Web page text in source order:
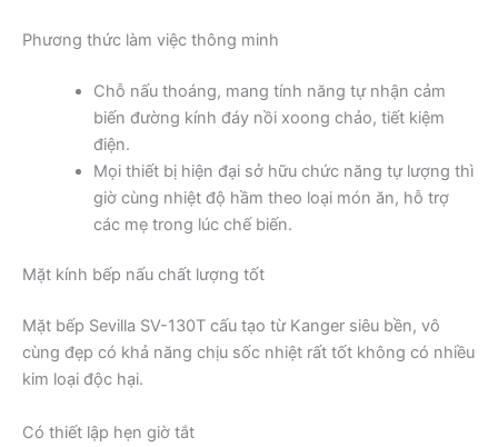
Phương thức làm việc thông minh
Chỗ nấu thoáng, mang tính năng tự nhận cảm
biến đường kính đáy nồi xoong chảo, tiết kiệm
điện.
Mọi thiết bị hiện đại sở hữu chức năng tự lượng thì
giờ cùng nhiệt độ hầm theo loại món ăn, hỗ trợ
các mẹ trong lúc chế biến.
Mặt kính bếp nấu chất lượng tốt
Mặt bếp Sevilla SV-130T cấu tạo từ Kanger siêu bền, vô
cùng đẹp có khả năng chịu sốc nhiệt rất tốt không có nhiều
kim loại độc hại.
Có thiết lập hẹn giờ tắt